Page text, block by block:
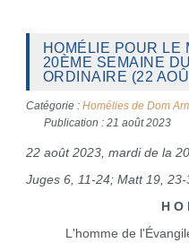
HOMÉLIE POUR LE
20ÈME SEMAINE
ORDINAIRE (22
Catégorie : Homélies de Dom
Publication : 21 août 2023
22 août 2023, mardi de la 20
Juges 6, 11-24; Matt 19, 23-
H O
L'homme de l'Évangile